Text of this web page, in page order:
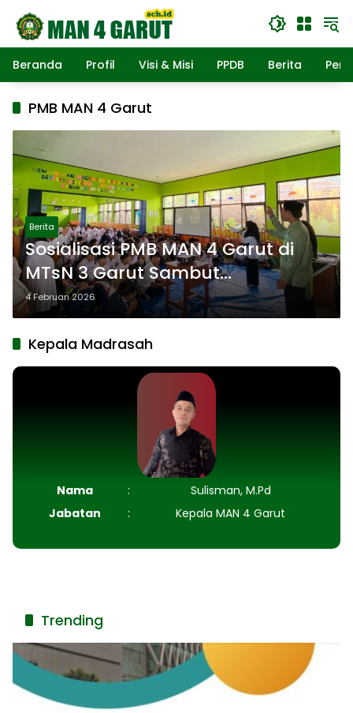
konten
Beranda
Profil Visi & Misi PPDB Berita
PMB MAN 4 Garut
Berita
Sosialisasi PMB MAN 4 Garut di
MTsN 3 Garut Sambut
Antusiasme Tinggi
4 Februari 2026
Kepala Madrasah
Nama :
Sulisman, M.Pd
Jabatan
: Kepala MAN 4 Garut
Trending